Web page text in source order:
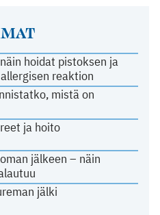
hoidat pistoksen ja
reaktion
mistä on
ja hoito
jälkeen – näin
jälki